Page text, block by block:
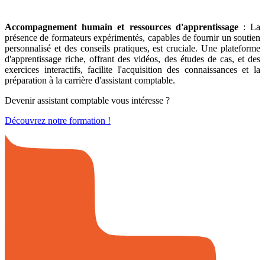
Accompagnement humain et ressources d'apprentissage : La
présence de formateurs expérimentés, capables de fournir un soutien
personnalisé et des conseils pratiques, est cruciale. Une plateforme
d'apprentissage riche, offrant des vidéos, des études de cas, et des
exercices interactifs, facilite l'acquisition des connaissances et la
préparation à la carrière d'assistant comptable.
Devenir assistant comptable vous intéresse ?
Découvrez notre formation !